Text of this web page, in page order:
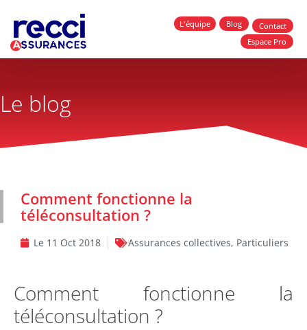
L'équipe Blog
Contact
Espace Pro
Le blog
Comment fonctionne la
téléconsultation ?
Le 11 Oct 2018 Assurances collectives, Particuliers
Comment fonctionne la
téléconsultation ?